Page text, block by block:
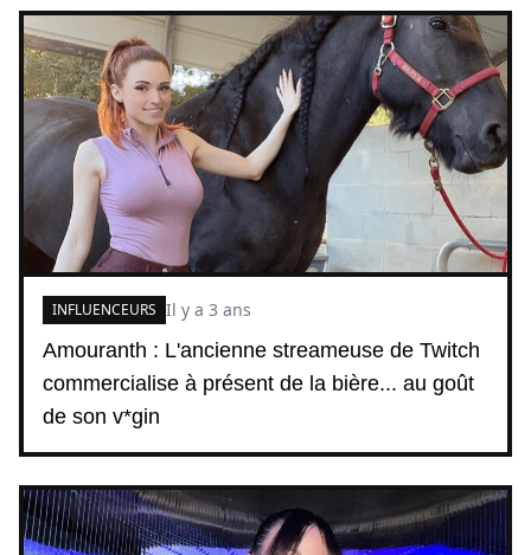
Amouranth : L'ancienne streameuse de Twitch
commercialise à présent de la bière... au goût
de son v*gin
INFLUENCEURS Il y a 3 ans